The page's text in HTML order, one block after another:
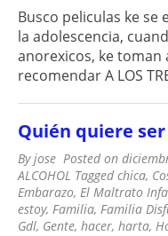
Busco peliculas ke
la adolescencia,
anorexicos, ke toman
recomendar A LOS
Quién quiere
Byjose Posted on
ALCOHOL Taggedchica,
Embarazo, El Maltrato
estoy, Familia, Familia
Gdl, Gente, hacer, harta,